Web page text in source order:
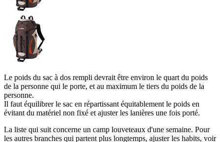
Le poids du sac à dos rempli devrait être environ le quart du poids
de la personne qui le porte, et au maximum le tiers du poids de la
personne.
Il faut équilibrer le sac en répartissant équitablement le poids en
évitant du matériel non fixé et ajuster les lanières une fois porté.
La liste qui suit concerne un camp louveteaux d'une semaine. Pour
les autres branches qui partent plus longtemps, ajuster les habits, voir